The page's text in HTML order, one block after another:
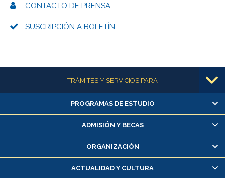
CONTACTO DE PRENSA
SUSCRIPCIÓN A BOLETÍN
Más informaciónTRÁMITES Y SERVICIOS PARA
Alumnas/os y exalumnas/os
Matrícula en línea
Inscripción y cambio de asignaturas
Consulta y certificado de notas
PROGRAMAS DE ESTUDIO
ADMISIÓN Y BECAS
ORGANIZACIÓN
ACTUALIDAD Y CULTURA